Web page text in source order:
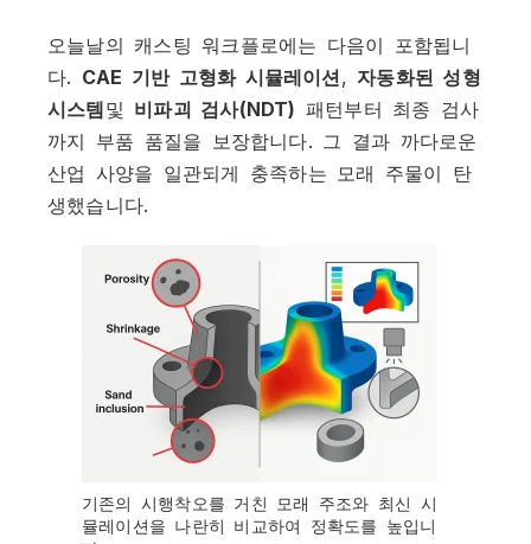
오늘날의 캐스팅 워크플로에는 다음이 포함됩니
다. CAE 기반 고형화 시뮬레이션,자동화된 성형
시스템및 비파괴 검사(NDT) 패턴부터 최종 검사
까지 부품 품질을 보장합니다. 그 결과 까다로운
산업 사양을 일관되게 충족하는 모래 주물이 탄
생했습니다.
기존의 시행착오를 거친 모래 주조와 최신 시
뮬레이션을 나란히 비교하여 정확도를 높입니